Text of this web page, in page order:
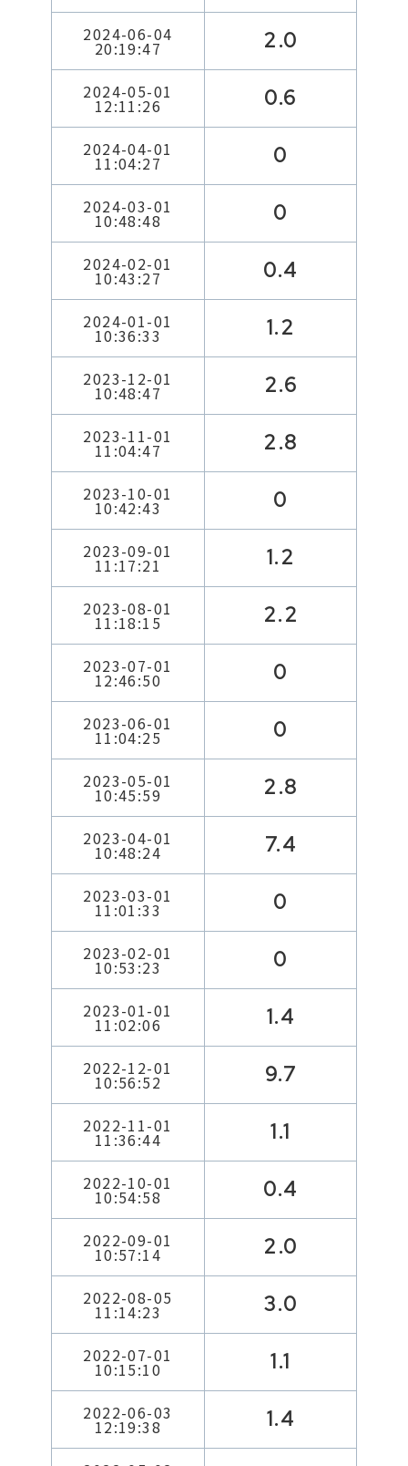
2024-06-04
20:19:47 2.0
2024-05-01
12:11:26 0.6
2024-04-01
11:04:27 0
2024-03-01
10:48:48 0
2024-02-01
10:43:27 0.4
2024-01-01
10:36:33 1.2
2023-12-01
10:48:47 2.6
2023-11-01
11:04:47 2.8
2023-10-01
10:42:43 0
2023-09-01
11:17:21 1.2
2023-08-01
11:18:15 2.2
2023-07-01
12:46:50 0
2023-06-01
11:04:25 0
2023-05-01
10:45:59 2.8
2023-04-01
10:48:24 7.4
2023-03-01
11:01:33 0
2023-02-01
10:53:23 0
2023-01-01
11:02:06 1.4
2022-12-01
10:56:52 9.7
2022-11-01
11:36:44 1.1
2022-10-01
10:54:58 0.4
2022-09-01
10:57:14 2.0
2022-08-05
11:14:23 3.0
2022-07-01
10:15:10 1.1
2022-06-03
12:19:38 1.4